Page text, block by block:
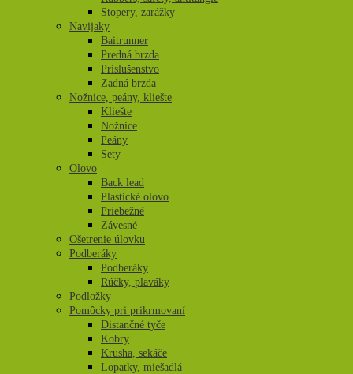
Stopery, zarážky
Navijaky
Baitrunner
Predná brzda
Príslušenstvo
Zadná brzda
Nožnice, peány, kliešte
Kliešte
Nožnice
Peány
Sety
Olovo
Back lead
Plastické olovo
Priebežné
Závesné
Ošetrenie úlovku
Podberáky
Podberáky
Rúčky, plaváky
Podložky
Pomôcky pri prikrmovaní
Distančné tyče
Kobry
Krusha, sekáče
Lopatky, miešadlá